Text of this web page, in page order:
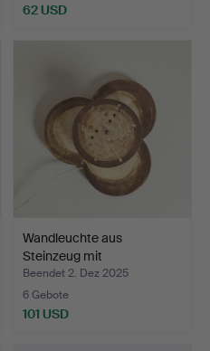
62 USD
Wandleuchte aus
Steinzeug mit
perforiertem…
Beendet 2. Dez 2025
6 Gebote
101 USD